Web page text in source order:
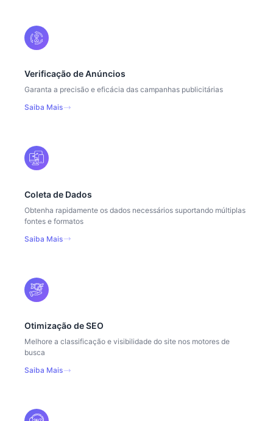
Verificação de Anúncios
Garanta a precisão e eficácia das campanhas publicitárias
Saiba Mais
Coleta de Dados
Obtenha rapidamente os dados necessários suportando múltiplas
fontes e formatos
Saiba Mais
Otimização de SEO
Melhore a classificação e visibilidade do site nos motores de
busca
Saiba Mais